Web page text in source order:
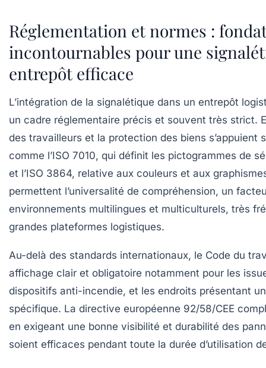
Réglementation et normes :
incontournables pour une
entrepôt efficace
L’intégration de la signalétique dans un entrepôt
un cadre réglementaire précis et souvent très strict.
des travailleurs et la protection des biens s’appuient
comme l’ISO 7010, qui définit les pictogrammes de
et l’ISO 3864, relative aux couleurs et aux
permettent l’universalité de compréhension, un
environnements multilingues et multiculturels, très
grandes plateformes logistiques.
Au-delà des standards internationaux, le Code du
affichage clair et obligatoire notamment pour les
dispositifs anti-incendie, et les endroits présentant
spécifique. La directive européenne 92/58/CEE
en exigeant une bonne visibilité et durabilité des
soient efficaces pendant toute la durée d’utilisation